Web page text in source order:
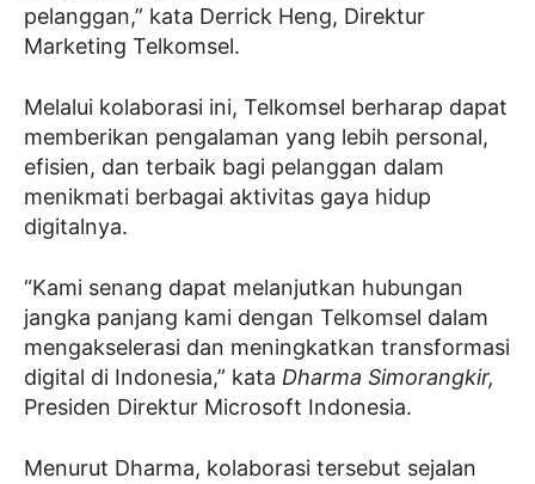
pelanggan,” kata Derrick Heng, Direktur
Marketing Telkomsel.
Melalui kolaborasi ini, Telkomsel berharap dapat
memberikan pengalaman yang lebih personal,
efisien, dan terbaik bagi pelanggan dalam
menikmati berbagai aktivitas gaya hidup
digitalnya.
“Kami senang dapat melanjutkan hubungan
jangka panjang kami dengan Telkomsel dalam
mengakselerasi dan meningkatkan transformasi
digital di Indonesia,” kata Dharma Simorangkir,
Presiden Direktur Microsoft Indonesia.
Menurut Dharma, kolaborasi tersebut sejalan